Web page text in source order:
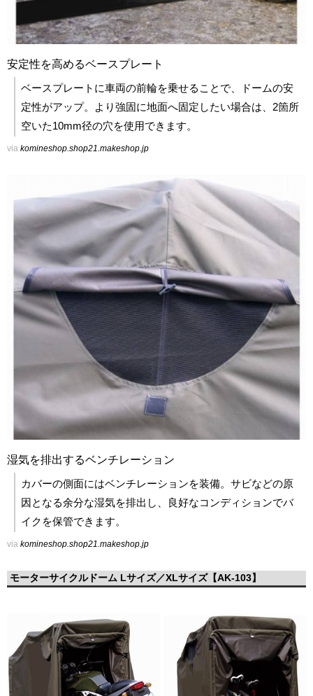
安定性を高めるベースプレート
ベースプレートに車両の前輪を乗せることで、ドームの安
定性がアップ。より強固に地面へ固定したい場合は、2箇所
空いた10mm径の穴を使用できます。
via komineshop.shop21.makeshop.jp
湿気を排出するベンチレーション
カバーの側面にはベンチレーションを装備。サビなどの原
因となる余分な湿気を排出し、良好なコンディションでバ
イクを保管できます。
via komineshop.shop21.makeshop.jp
モーターサイクルドーム Lサイズ／XLサイズ【AK-103】